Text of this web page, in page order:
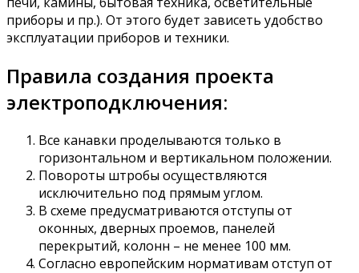
приборы и пр.). От этого будет зависеть удобство
эксплуатации приборов и техники.
Правила создания проекта
электроподключения:
Все канавки проделываются только в
горизонтальном и вертикальном положении.
Повороты штробы осуществляются
исключительно под прямым углом.
В схеме предусматриваются отступы от
оконных, дверных проемов, панелей
перекрытий, колонн – не менее 100 мм.
Согласно европейским нормативам отступ от